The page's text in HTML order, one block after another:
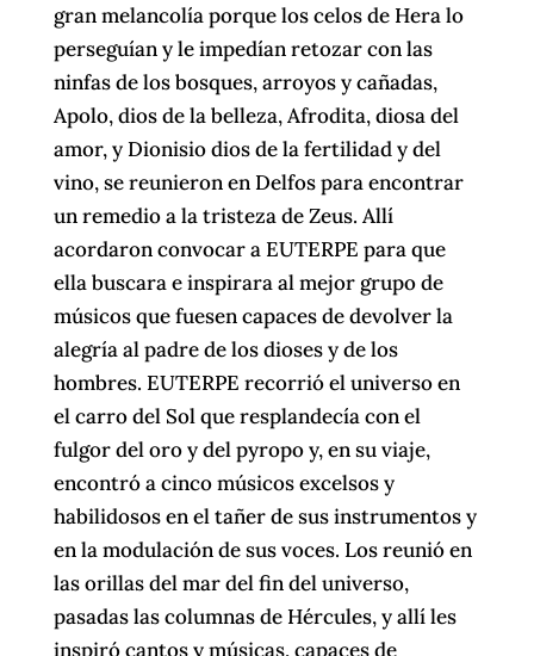
gran melancolía porque los celos de Hera lo
perseguían y le impedían retozar con las
ninfas de los bosques, arroyos y cañadas,
Apolo, dios de la belleza, Afrodita, diosa del
amor, y Dionisio dios de la fertilidad y del
vino, se reunieron en Delfos para encontrar
un remedio a la tristeza de Zeus. Allí
acordaron convocar a EUTERPE para que
ella buscara e inspirara al mejor grupo de
músicos que fuesen capaces de devolver la
alegría al padre de los dioses y de los
hombres. EUTERPE recorrió el universo en
el carro del Sol que resplandecía con el
fulgor del oro y del pyropo y, en su viaje,
encontró a cinco músicos excelsos y
habilidosos en el tañer de sus instrumentos y
en la modulación de sus voces. Los reunió en
las orillas del mar del fin del universo,
pasadas las columnas de Hércules, y allí les
inspiró cantos y músicas, capaces de